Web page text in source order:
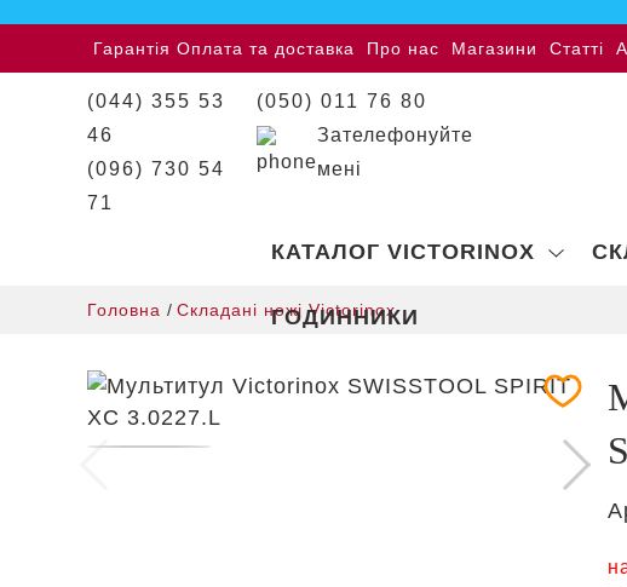
Гарантія Оплата та доставка Про нас Магазини Статті
(044) 355 53
46
(096) 730 54
71
(050) 011 76 80
Зателефонуйте
мені
КАТАЛОГ VICTORINOX
ГОДИННИКИ
Головна / Складані ножі Victorinox